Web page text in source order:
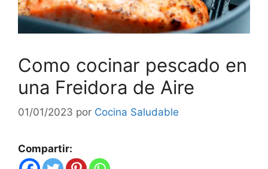
Como cocinar pescado en
una Freidora de Aire
01/01/2023 por Cocina Saludable
Compartir: